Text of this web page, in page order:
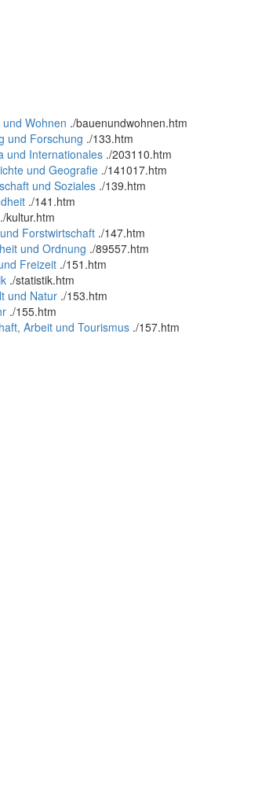
und Wohnen ./bauenundwohnen.htm
und Forschung ./133.htm
und Internationales ./203110.htm
und Geografie ./141017.htm
und Soziales ./139.htm
./141.htm
./kultur.htm
Forstwirtschaft ./147.htm
und Ordnung ./89557.htm
Freizeit ./151.htm
./statistik.htm
und Natur ./153.htm
./155.htm
Arbeit und Tourismus ./157.htm